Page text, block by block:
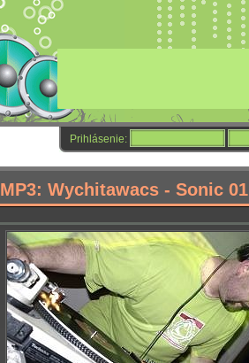
Prihlásenie:
MP3: Wychitawacs - Sonic 01